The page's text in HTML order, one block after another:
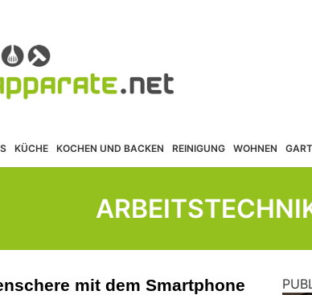
KÜCHE KOCHEN UND BACKEN REINIGUNG WOHNEN
mit dem Smartphone